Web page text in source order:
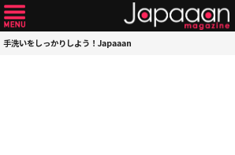
手洗いをしっかりしよう！Japaaan